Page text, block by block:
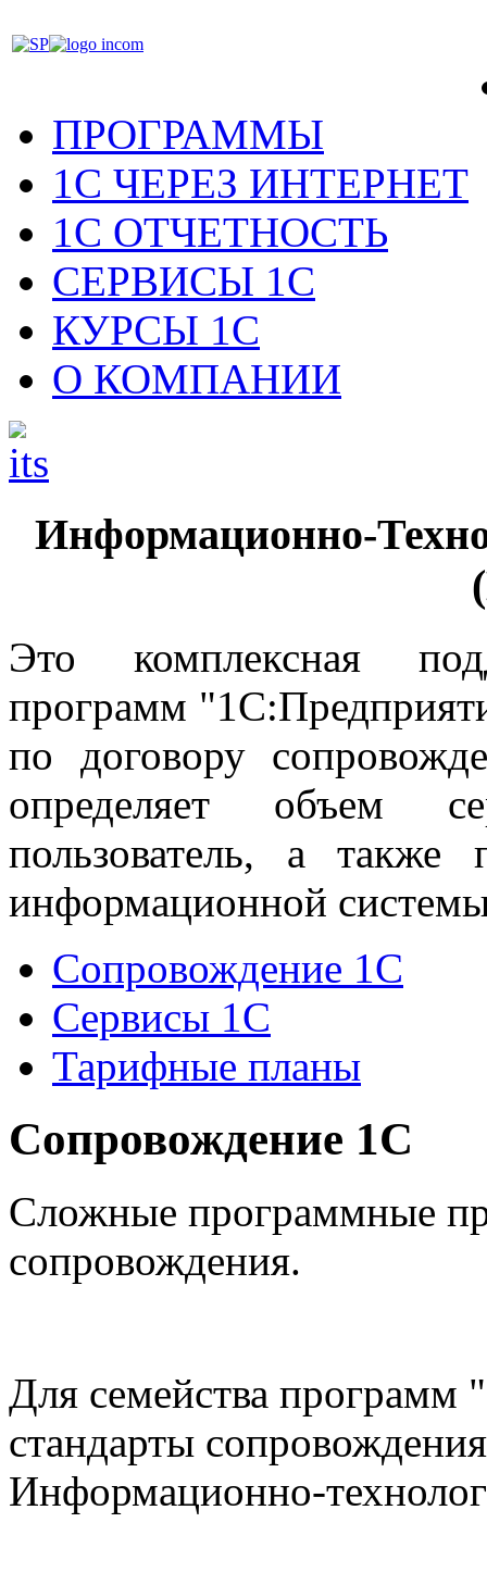
ПРОГРАММЫ
1С ЧЕРЕЗ ИНТЕРНЕТ
1С ОТЧЕТНОСТЬ
СЕРВИСЫ 1С
КУРСЫ 1С
О КОМПАНИИ
Информационно-
Это комплексная
программ
по договору
определяет объем
пользователь, а также
информационной
Сопровождение 1С
Сервисы 1С
Тарифные планы
Сопровождение 1С
Сложные программные
сопровождения.
Для семейства программ
стандарты
Информационно-